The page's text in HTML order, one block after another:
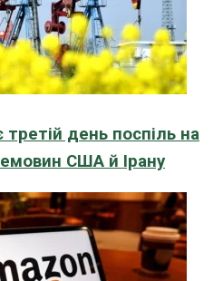
день поспіль на
США й Ірану